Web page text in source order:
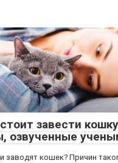
завести
озвученные
заводят кошек? Причин